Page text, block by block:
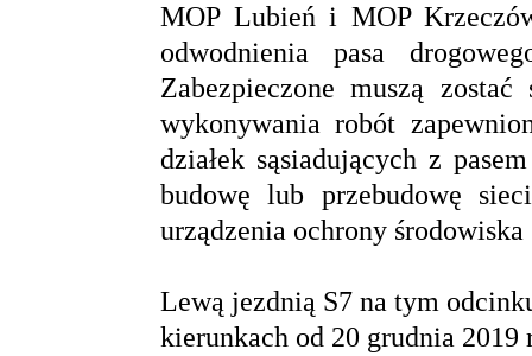
MOP Lubień i MOP
odwodnienia pasa
Zabezpieczone muszą
wykonywania robót
działek sąsiadujących z
budowę lub przebudowę
urządzenia ochrony
Lewą jezdnią S7 na tym
kierunkach od 20 grudnia 2019